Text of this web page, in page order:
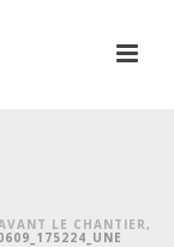
LE CHANTIER,